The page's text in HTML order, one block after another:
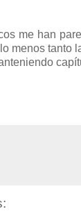
me han
menos tanto